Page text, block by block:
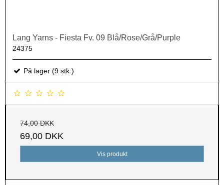
Lang Yarns - Fiesta Fv. 09 Blå/Rose/Grå/Purple
24375
På lager (9 stk.)
74,00 DKK
69,00 DKK
Vis produkt